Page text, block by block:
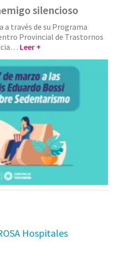
silencioso
a través de su Programa
Provincial de Trastornos
Leer +
Hospitales